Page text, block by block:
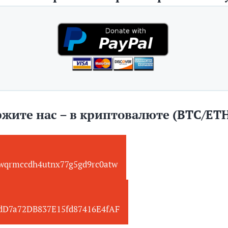
нас – в криптовалюте (BTC/